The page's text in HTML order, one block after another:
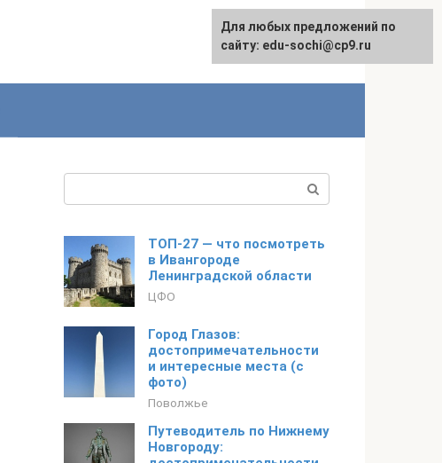
English
ТОП-27 — что посмотреть
в Ивангороде
Ленинградской области
ЦФО
Город Глазов:
достопримечательности
и интересные места (с
фото)
Поволжье
Путеводитель по Нижнему
Новгороду:
Для любых предложений по
сайту: edu-sochi@cp9.ru